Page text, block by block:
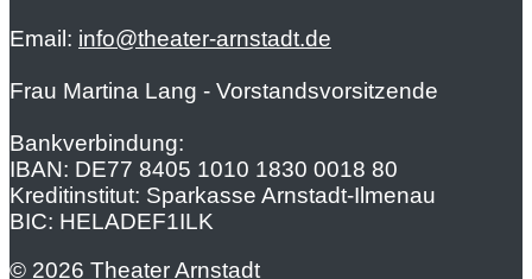
Email: info@theater-arnstadt.de
Frau Martina Lang - Vorstandsvorsitzende
Bankverbindung:
IBAN: DE77 8405 1010 1830 0018 80
Kreditinstitut: Sparkasse Arnstadt-Ilmenau
BIC: HELADEF1ILK
© 2026 Theater Arnstadt